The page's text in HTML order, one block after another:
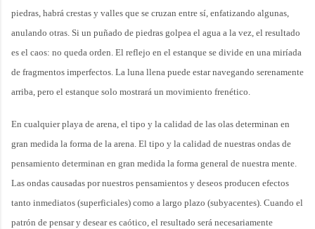
piedras, habrá crestas y valles que se cruzan entre sí, enfatizando algunas,
anulando otras. Si un puñado de piedras golpea el agua a la vez, el resultado
es el caos: no queda orden. El reflejo en el estanque se divide en una miríada
de fragmentos imperfectos. La luna llena puede estar navegando serenamente
arriba, pero el estanque solo mostrará un movimiento frenético.
En cualquier playa de arena, el tipo y la calidad de las olas determinan en
gran medida la forma de la arena. El tipo y la calidad de nuestras ondas de
pensamiento determinan en gran medida la forma general de nuestra mente.
Las ondas causadas por nuestros pensamientos y deseos producen efectos
tanto inmediatos (superficiales) como a largo plazo (subyacentes). Cuando el
patrón de pensar y desear es caótico, el resultado será necesariamente